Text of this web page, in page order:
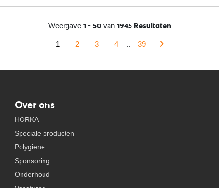
Weergave 1 - 50van 1945 Resultaten
1 2 3 4 ... 39
Over ons
HORKA
Speciale producten
Polygiene
Sponsoring
Onderhoud